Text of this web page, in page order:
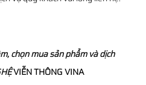
chọn mua sản phẩm và dịch
VIỄN THÔNGVINA